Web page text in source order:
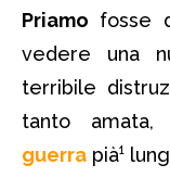
Priamo fosse
vedere una
terribile
tanto amata,
guerra pià¹